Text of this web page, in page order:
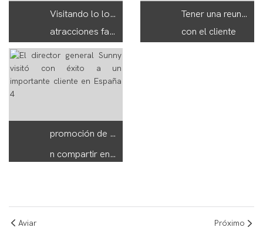
Visitando lo local
atracciones famosas
Tener una reunión
con el cliente
promoción de proyectos
n compartir entre las partes interesadas.
Aviar Próximo